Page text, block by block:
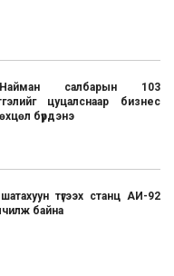
Найман салбарын 103
цуцалснаар бизнес
бүрдэнэ
түгээх станц АИ-92
байна